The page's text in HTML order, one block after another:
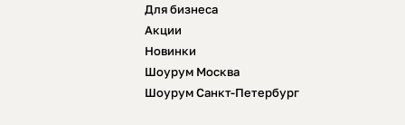
Для бизнеса
Акции
Новинки
Шоурум Москва
Шоурум Санкт-Петербург